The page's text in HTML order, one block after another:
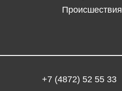
Происшествия
+7 (4872) 52 55 33